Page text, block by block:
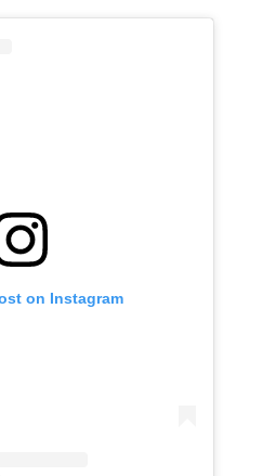
on Instagram